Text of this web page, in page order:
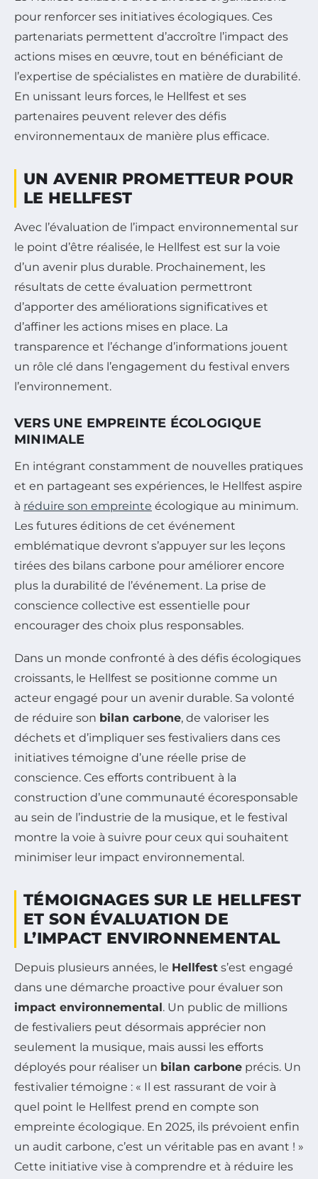
pour renforcer ses initiatives écologiques. Ces
partenariats permettent d’accroître l’impact des
actions mises en œuvre, tout en bénéficiant de
l’expertise de spécialistes en matière de durabilité.
En unissant leurs forces, le Hellfest et ses
partenaires peuvent relever des défis
environnementaux de manière plus efficace.
UN AVENIR PROMETTEUR POUR
LE HELLFEST
Avec l’évaluation de l’impact environnemental sur
le point d’être réalisée, le Hellfest est sur la voie
d’un avenir plus durable. Prochainement, les
résultats de cette évaluation permettront
d’apporter des améliorations significatives et
d’affiner les actions mises en place. La
transparence et l’échange d’informations jouent
un rôle clé dans l’engagement du festival envers
l’environnement.
VERS UNE EMPREINTE ÉCOLOGIQUE
MINIMALE
En intégrant constamment de nouvelles pratiques
et en partageant ses expériences, le Hellfest aspire
à réduire son empreinte écologique au minimum.
Les futures éditions de cet événement
emblématique devront s’appuyer sur les leçons
tirées des bilans carbone pour améliorer encore
plus la durabilité de l’événement. La prise de
conscience collective est essentielle pour
encourager des choix plus responsables.
Dans un monde confronté à des défis écologiques
croissants, le Hellfest se positionne comme un
acteur engagé pour un avenir durable. Sa volonté
de réduire son bilan carbone, de valoriser les
déchets et d’impliquer ses festivaliers dans ces
initiatives témoigne d’une réelle prise de
conscience. Ces efforts contribuent à la
construction d’une communauté écoresponsable
au sein de l’industrie de la musique, et le festival
montre la voie à suivre pour ceux qui souhaitent
minimiser leur impact environnemental.
TÉMOIGNAGES SUR LE HELLFEST
ET SON ÉVALUATION DE
L’IMPACT ENVIRONNEMENTAL
Depuis plusieurs années, le Hellfest s’est engagé
dans une démarche proactive pour évaluer son
impact environnemental. Un public de millions
de festivaliers peut désormais apprécier non
seulement la musique, mais aussi les efforts
déployés pour réaliser un bilan carbone précis. Un
festivalier témoigne : « Il est rassurant de voir à
quel point le Hellfest prend en compte son
empreinte écologique. En 2025, ils prévoient enfin
un audit carbone, c’est un véritable pas en avant ! »
Cette initiative vise à comprendre et à réduire les